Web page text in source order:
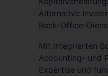
Alternative
Back-Office-
Mit integrierten
Accounting- und
Expertise und